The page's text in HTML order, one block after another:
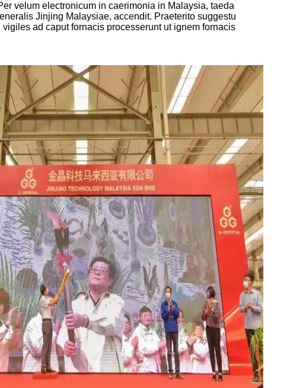
velum electronicum in caerimonia in Malaysia, taeda
Jinjing Malaysiae, accendit. Praeterito suggestu
ad caput fornacis processerunt ut ignem fornacis